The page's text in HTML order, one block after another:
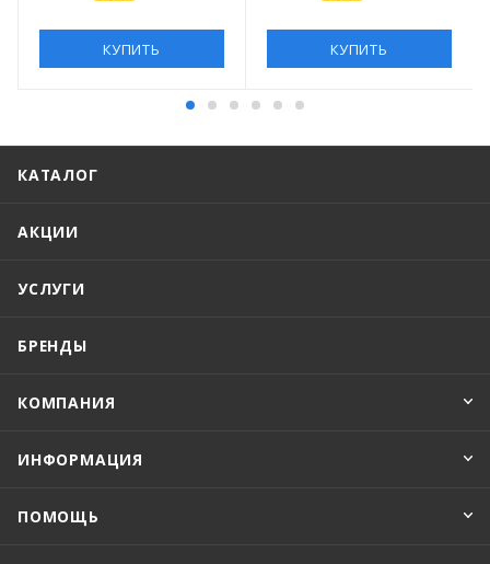
КУПИТЬ КУПИТЬ
КАТАЛОГ
АКЦИИ
УСЛУГИ
БРЕНДЫ
КОМПАНИЯ
ИНФОРМАЦИЯ
ПОМОЩЬ